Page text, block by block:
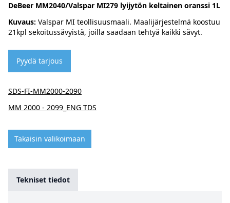
DeBeer MM2040/Valspar MI279 lyijytön keltainen oranssi 1L
Kuvaus: Valspar MI teollisuusmaali. Maalijärjestelmä koostuu
21kpl sekoitussävyistä, joilla saadaan tehtyä kaikki sävyt.
Pyydä tarjous
SDS-FI-MM2000-2090
MM 2000 - 2099_ENG TDS
Takaisin valikoimaan
Tekniset tiedot